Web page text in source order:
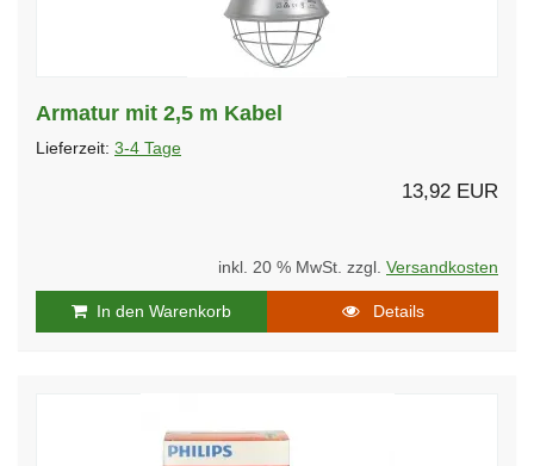
Armatur mit 2,5 m Kabel
Lieferzeit: 3-4 Tage
13,92 EUR
inkl. 20 % MwSt. zzgl. Versandkosten
In den Warenkorb Details